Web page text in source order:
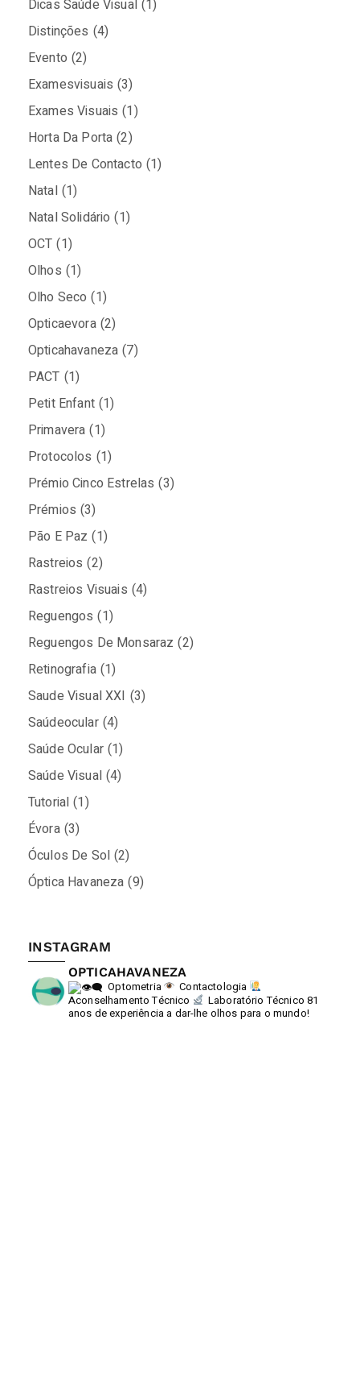
Dicas Saúde Visual (1)
Distinções (4)
Evento (2)
Examesvisuais (3)
Exames Visuais (1)
Horta Da Porta (2)
Lentes De Contacto (1)
Natal (1)
Natal Solidário (1)
OCT (1)
Olhos (1)
Olho Seco (1)
Opticaevora (2)
Opticahavaneza (7)
PACT (1)
Petit Enfant (1)
Primavera (1)
Protocolos (1)
Prémio Cinco Estrelas (3)
Prémios (3)
Pão E Paz (1)
Rastreios (2)
Rastreios Visuais (4)
Reguengos (1)
Reguengos De Monsaraz (2)
Retinografia (1)
Saude Visual XXI (3)
Saúdeocular (4)
Saúde Ocular (1)
Saúde Visual (4)
Tutorial (1)
Évora (3)
Óculos De Sol (2)
Óptica Havaneza (9)
INSTAGRAM
OPTICAHAVANEZA
Optometria
Contactologia
Aconselhamento Técnico
Laboratório Técnico81
anos de experiência a dar-lhe olhos para o mundo!